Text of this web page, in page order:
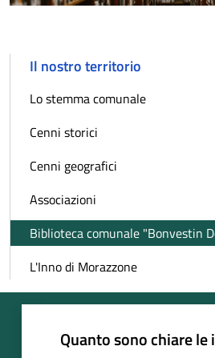
Il nostro territorio
Lo stemma comunale
Cenni storici
Cenni geografici
Associazioni
Biblioteca comunale "Bonvestin
L'Inno di Morazzone
Quanto sono chiare